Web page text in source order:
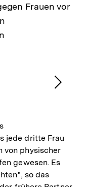
Frauen vor
jede dritte Frau
von physischer
gewesen. Es
so das